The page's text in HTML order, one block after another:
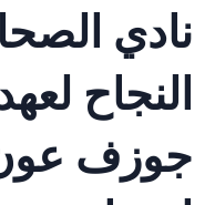
نادي
النجاح
جوزف عون